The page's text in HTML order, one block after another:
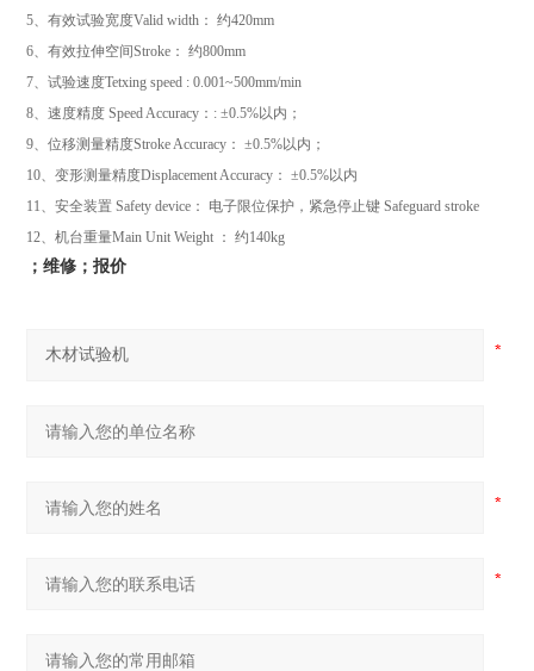
5、有效试验宽度Valid width ： 约420mm
6、有效拉伸空间Stroke ： 约800mm
7、试验速度Tetxing speed : 0.001~500mm/min
8、速度精度 Speed Accuracy ： : ±0.5%以内；
9、位移测量精度Stroke Accuracy ： ±0.5%以内；
10、变形测量精度Displacement Accuracy ： ±0.5%以内
11、安全装置 Safety device ： 电子限位保护，紧急停止键 Safeguard stroke
12、机台重量Main Unit Weight ： 约140kg
；维修；报价